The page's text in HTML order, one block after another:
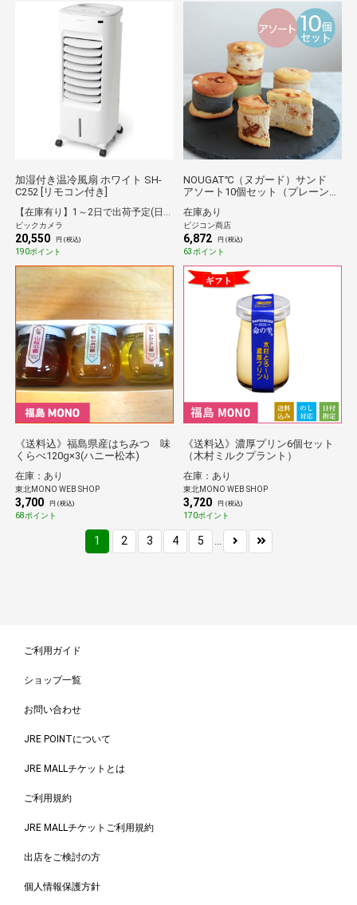
加湿付き温冷風扇 ホワイト SH-
C252 [リモコン付き]
【在庫有り】1～2日で出荷予定(日付指定可)
ビックカメラ
20,550 円 (税込)
190ポイント
NOUGAT℃（ヌガード）サンド
アソート10個セット（プレーン･
チャイ 各2個）
在庫あり
ビジコン商店
6,872 円 (税込)
63ポイント
《送料込》福島県産はちみつ 味
くらべ120g×3(ハニー松本)
在庫：あり
東北MONO WEB SHOP
3,700 円 (税込)
68ポイント
《送料込》濃厚プリン6個セット
（木村ミルクプラント）
在庫：あり
東北MONO WEB SHOP
3,720 円 (税込)
170ポイント
1 2 3 4 5
ご利用ガイド
ショップ一覧
お問い合わせ
JRE POINTについて
JRE MALLチケットとは
ご利用規約
JRE MALLチケットご利用規約
出店をご検討の方
個人情報保護方針